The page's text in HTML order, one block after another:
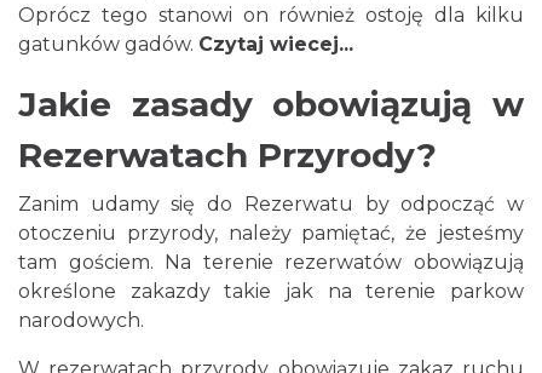
Oprócz tego stanowi on również ostoję dla kilku
gatunków gadów. Czytaj wiecej...
Jakie zasady obowiązują w
Rezerwatach Przyrody?
Zanim udamy się do Rezerwatu by odpocząć w
otoczeniu przyrody, należy pamiętać, że jesteśmy
tam gościem. Na terenie rezerwatów obowiązują
określone zakazdy takie jak na terenie parkow
narodowych.